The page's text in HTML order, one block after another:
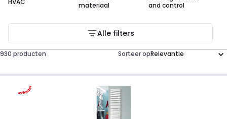
materiaal
and control
Alle filters
930 producten Sorteer op